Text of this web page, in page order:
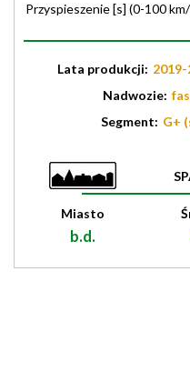
Przyspieszenie [s] (0-100
Lata produkcji: 2019-
Nadwozie:
Segment: G+
Miasto
b.d.